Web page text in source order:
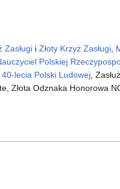
Zasługi i Złoty Krzyż Zasługi
Polskiej
40-lecia Polski Ludowej ,
Złota Odznaka Honorowa